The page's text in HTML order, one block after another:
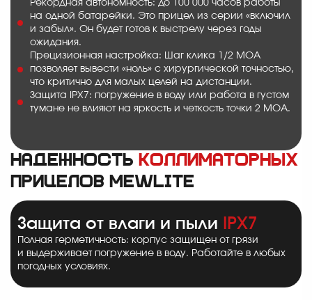
Рекордная автономность: до 100 000 часов работы
на одной батарейки. Это прицел из серии «включил
и забыл». Он будет готов к выстрелу через годы
ожидания.
Прецизионная настройка: Шаг клика 1/2 MOA
позволяет вывести «ноль» с хирургической точностью,
что критично для малых целей на дистанции.
Защита IPX7: погружение в воду или работа в густом
тумане не влияют на яркость и четкость точки 2 MOA.
Надежность коллиматорных
прицелов MewLite
Защита от влаги и пыли IPX7
Полная герметичность: корпус защищен от грязи
и выдерживает погружение в воду. Работайте в любых
погодных условиях.